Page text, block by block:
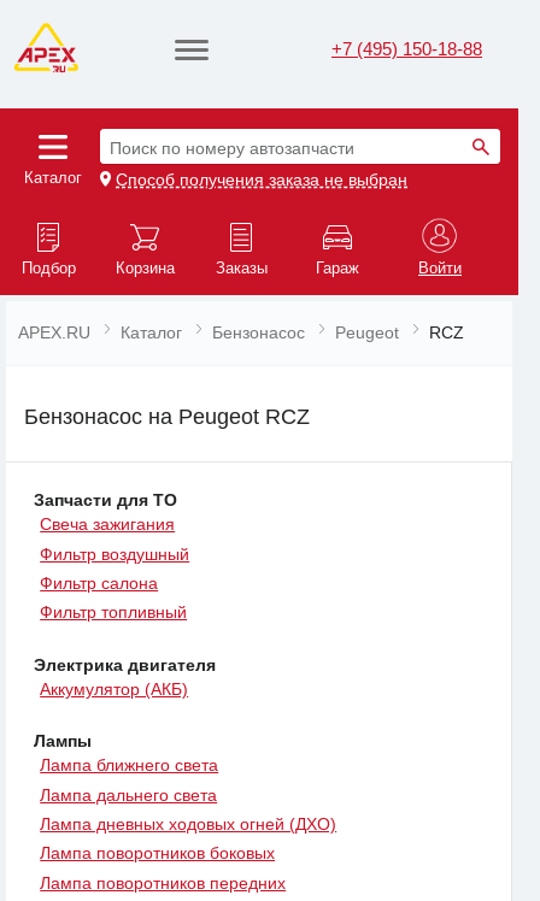
+7 (495) 150-18-88
Каталог
Поиск по номеру автозапчасти
Способ получения заказа не выбран
Подбор Корзина Заказы Гараж Войти
APEX.RU Каталог Бензонасос Peugeot RCZ
Бензонасос на Peugeot RCZ
Запчасти для ТО
Свеча зажигания
Фильтр воздушный
Фильтр салона
Фильтр топливный
Электрика двигателя
Аккумулятор (АКБ)
Лампы
Лампа ближнего света
Лампа дальнего света
Лампа дневных ходовых огней (ДХО)
Лампа поворотников боковых
Лампа поворотников передних